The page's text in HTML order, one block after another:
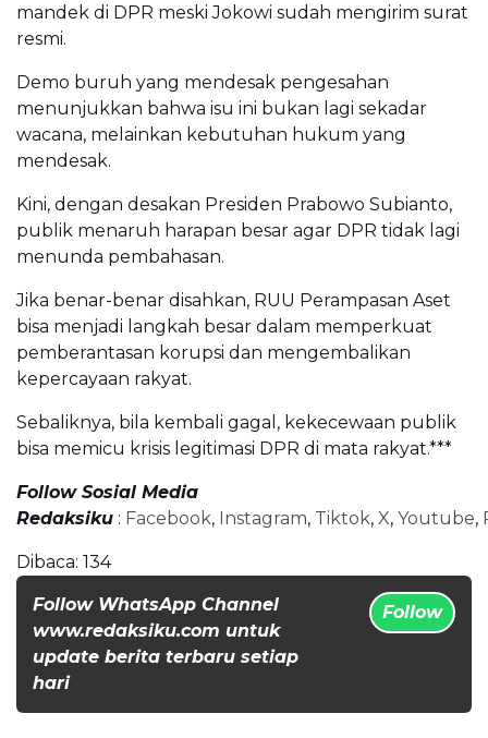
mandek di DPR meski Jokowi sudah mengirim surat
resmi.
Demo buruh yang mendesak pengesahan
menunjukkan bahwa isu ini bukan lagi sekadar
wacana, melainkan kebutuhan hukum yang
mendesak.
Kini, dengan desakan Presiden Prabowo Subianto,
publik menaruh harapan besar agar DPR tidak lagi
menunda pembahasan.
Jika benar-benar disahkan, RUU Perampasan Aset
bisa menjadi langkah besar dalam memperkuat
pemberantasan korupsi dan mengembalikan
kepercayaan rakyat.
Sebaliknya, bila kembali gagal, kekecewaan publik
bisa memicu krisis legitimasi DPR di mata rakyat.***
Follow Sosial Media
Redaksiku : Facebook, Instagram, Tiktok, X, Youtube,
Dibaca: 134
Follow WhatsApp Channel
www.redaksiku.com untuk
update berita terbaru setiap
hari
Follow